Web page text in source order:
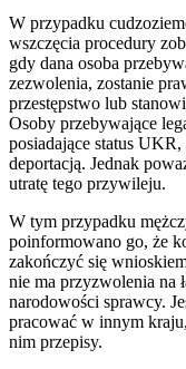
W przypadku
wszczęcia procedury
gdy dana osoba
zezwolenia, zostanie
przestępstwo lub
Osoby przebywające
posiadające status
deportacją. Jednak
utratę tego przywileju.
W tym przypadku
poinformowano go, że
zakończyć się
nie ma przyzwolenia na
narodowości sprawcy.
pracować w innym
nim przepisy.